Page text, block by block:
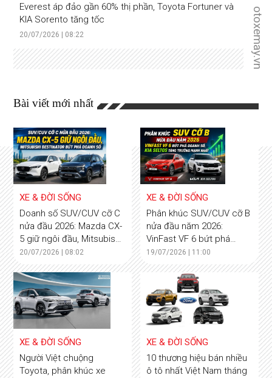
otoxemay.vn
Everest áp đảo gần 60% thị phần, Toyota Fortuner và
KIA Sorento tăng tốc
20/07/2026 | 08:22
Bài viết mới nhất
XE & ĐỜI SỐNG
Doanh số SUV/CUV cỡ C
nửa đầu 2026: Mazda CX-
5 giữ ngôi đầu, Mitsubishi
Destinator bứt phá
20/07/2026 | 08:02
XE & ĐỜI SỐNG
Phân khúc SUV/CUV cỡ B
nửa đầu năm 2026:
VinFast VF 6 bứt phá
doanh số, Kia Seltos tăng
trưởng mạnh nhất
19/07/2026 | 11:00
XE & ĐỜI SỐNG
Người Việt chuộng
Toyota, phân khúc xe
XE & ĐỜI SỐNG
10 thương hiệu bán nhiều
ô tô nhất Việt Nam tháng